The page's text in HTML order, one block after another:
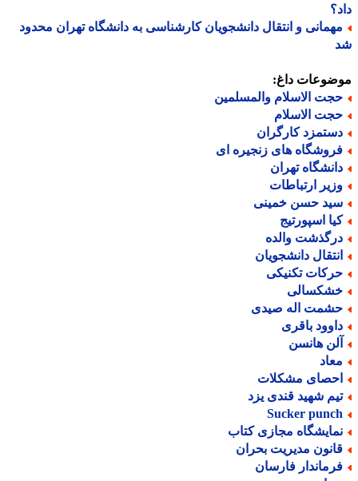
و انتقال دانشجویان کارشناسی به دانشگاه تهران محدود
داغ:
الاسلام والمسلمین
الاسلام
کارگران
های زنجیره ای
تهران
ارتباطات
حسن خمینی
اسپورتیج
والده
دانشجویان
تکنیکی
اله صیدی
باقری
هانسن
مشکلات
شهید قندی یزد
Sucker
مجازی کتاب
مدیریت بحران
فارسان